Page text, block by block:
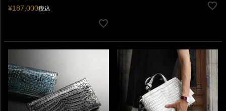
¥187,000税込